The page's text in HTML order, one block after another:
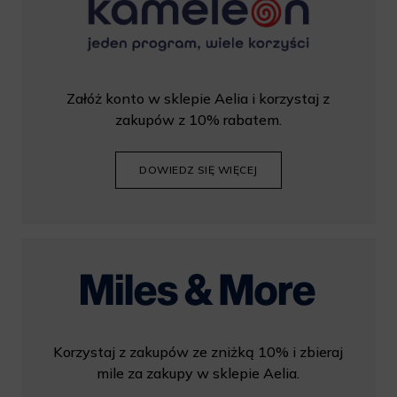
Załóż konto w sklepie Aelia i korzystaj z
zakupów z 10% rabatem.
DOWIEDZ SIĘ WIĘCEJ
Korzystaj z zakupów ze zniżką 10% i zbieraj
mile za zakupy w sklepie Aelia.